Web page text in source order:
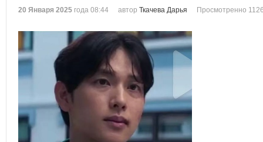
20 Января 2025 года 08:44 автор Ткачева Дарья Просмотренно